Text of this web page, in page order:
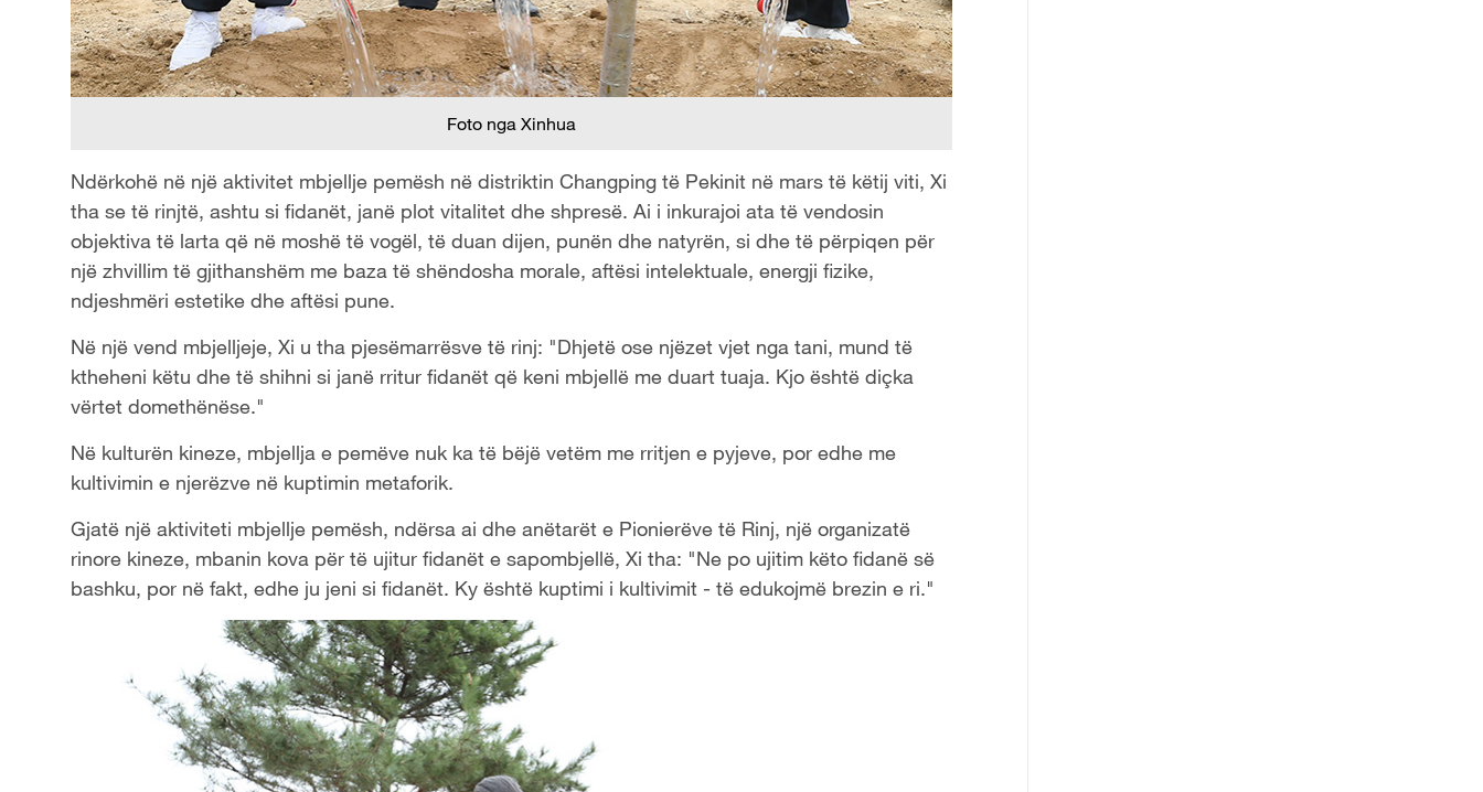
Foto nga Xinhua
Ndërkohë në një aktivitet mbjellje pemësh në distriktin Changping të Pekinit në mars të këtij viti, Xi
tha se të rinjtë, ashtu si fidanët, janë plot vitalitet dhe shpresë. Ai i inkurajoi ata të vendosin
objektiva të larta që në moshë të vogël, të duan dijen, punën dhe natyrën, si dhe të përpiqen për
një zhvillim të gjithanshëm me baza të shëndosha morale, aftësi intelektuale, energji fizike,
ndjeshmëri estetike dhe aftësi pune.
Në një vend mbjelljeje, Xi u tha pjesëmarrësve të rinj: "Dhjetë ose njëzet vjet nga tani, mund të
ktheheni këtu dhe të shihni si janë rritur fidanët që keni mbjellë me duart tuaja. Kjo është diçka
vërtet domethënëse."
Në kulturën kineze, mbjellja e pemëve nuk ka të bëjë vetëm me rritjen e pyjeve, por edhe me
kultivimin e njerëzve në kuptimin metaforik.
Gjatë një aktiviteti mbjellje pemësh, ndërsa ai dhe anëtarët e Pionierëve të Rinj, një organizatë
rinore kineze, mbanin kova për të ujitur fidanët e sapombjellë, Xi tha: "Ne po ujitim këto fidanë së
bashku, por në fakt, edhe ju jeni si fidanët. Ky është kuptimi i kultivimit - të edukojmë brezin e ri."